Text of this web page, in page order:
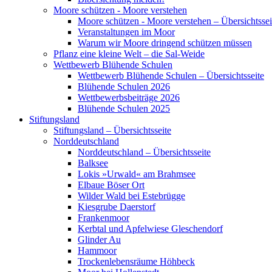
Moore schützen - Moore verstehen
Moore schützen - Moore verstehen –
Veranstaltungen im Moor
Warum wir Moore dringend schützen müssen
Pflanz eine kleine Welt – die Sal-Weide
Wettbewerb Blühende Schulen
Wettbewerb Blühende Schulen – Übersichtsseite
Blühende Schulen 2026
Wettbewerbsbeiträge 2026
Blühende Schulen 2025
Stiftungsland
Stiftungsland – Übersichtsseite
Norddeutschland
Norddeutschland – Übersichtsseite
Balksee
Lokis »Urwald« am Brahmsee
Elbaue Böser Ort
Wilder Wald bei Estebrügge
Kiesgrube Daerstorf
Frankenmoor
Kerbtal und Apfelwiese Gleschendorf
Glinder Au
Hammoor
Trockenlebensräume Höhbeck